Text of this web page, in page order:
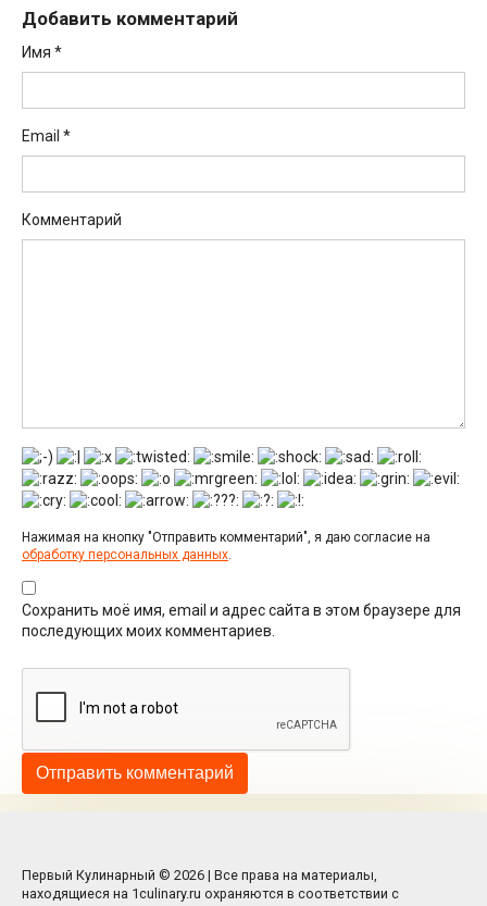
Добавить комментарий
Имя *
Email *
Комментарий
Нажимая на кнопку "Отправить комментарий", я даю согласие на
обработку персональных данных
Сохранить моё имя, email и адрес сайта в этом браузере для
последующих моих комментариев.
Первый Кулинарный © 2026 | Все права на материалы,
находящиеся на 1culinary.ru охраняются в соответствии с